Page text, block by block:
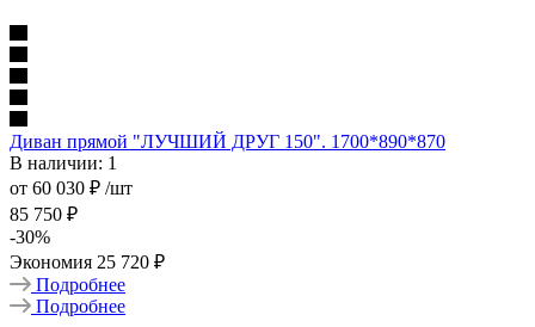
Диван прямой "ЛУЧШИЙ ДРУГ 150". 1700*890*870
В наличии: 1
от 60 030 ₽ /шт
85 750 ₽
-30%
Экономия 25 720 ₽
Подробнее
Подробнее